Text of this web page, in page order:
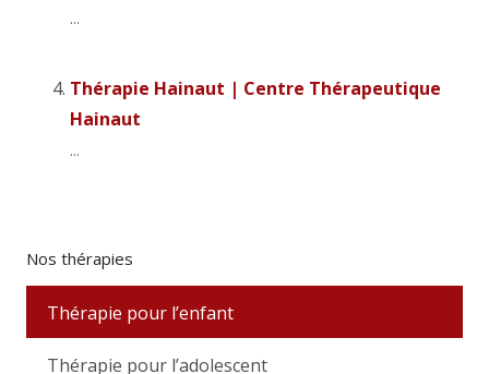
...
Thérapie Hainaut | Centre Thérapeutique
Hainaut
...
Nos thérapies
Thérapie pour l’enfant
Thérapie pour l’adolescent